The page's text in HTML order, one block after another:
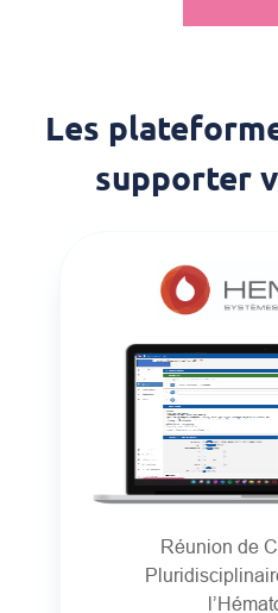
Les
supporter
Réunion de